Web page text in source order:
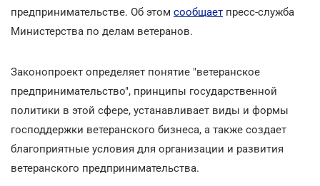
предпринимательстве. Об этом сообщает пресс-служба
Министерства по делам ветеранов.
Законопроект определяет понятие "ветеранское
предпринимательство", принципы государственной
политики в этой сфере, устанавливает виды и формы
господдержки ветеранского бизнеса, а также создает
благоприятные условия для организации и развития
ветеранского предпринимательства.